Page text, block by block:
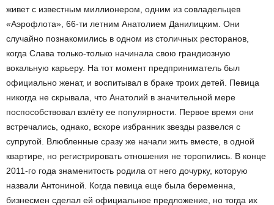
живет с известным миллионером, одним из совладельцев
«Аэрофлота», 66-ти летним Анатолием Данилицким. Они
случайно познакомились в одном из столичных ресторанов,
когда Слава только-только начинала свою грандиозную
вокальную карьеру. На тот момент предприниматель был
официально женат, и воспитывал в браке троих детей. Певица
никогда не скрывала, что Анатолий в значительной мере
поспособствовал взлёту ее популярности. Первое время они
встречались, однако, вскоре избранник звезды развелся с
супругой. Влюбленные сразу же начали жить вместе, в одной
квартире, но регистрировать отношения не торопились. В конце
2011-го года знаменитость родила от него дочурку, которую
назвали Антониной. Когда певица еще была беременна,
бизнесмен сделал ей официальное предложение, но тогда их